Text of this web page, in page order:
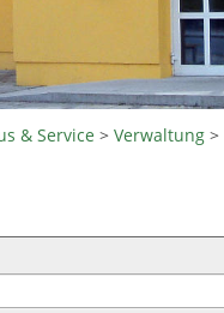
& Service >Verwaltung >